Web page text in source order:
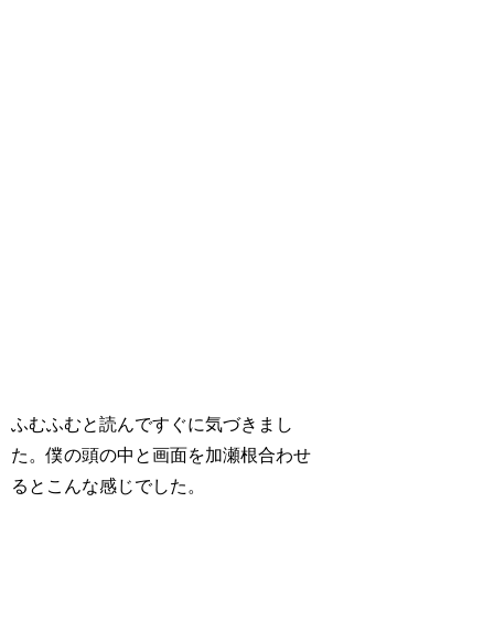
ふむふむと読んですぐに気づきまし
た。僕の頭の中と画面を加瀬根合わせ
るとこんな感じでした。